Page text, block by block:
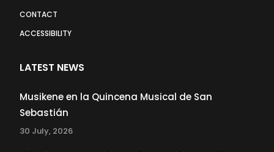
CONTACT
ACCESSIBILITY
LATEST NEWS
Musikene en la Quincena Musical de San
Sebastián
30 July, 2026